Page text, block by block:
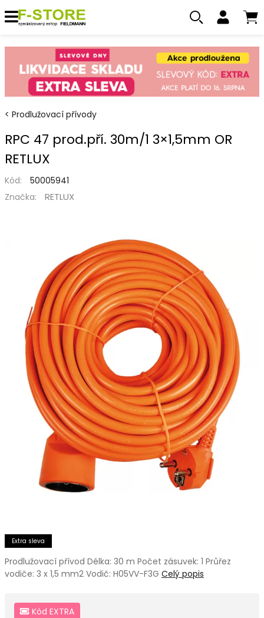
Prodlužovací přívody
RPC 47 prod.pří. 30m/1 3×1,5mm OR
RETLUX
Kód:
50005941
Značka:
RETLUX
Extra sleva
Prodlužovací přívod Délka: 30 m Počet zásuvek: 1 Průřez
vodiče: 3 x 1,5 mm2 Vodič: H05VV-F3G Celý popis
Kód EXTRA